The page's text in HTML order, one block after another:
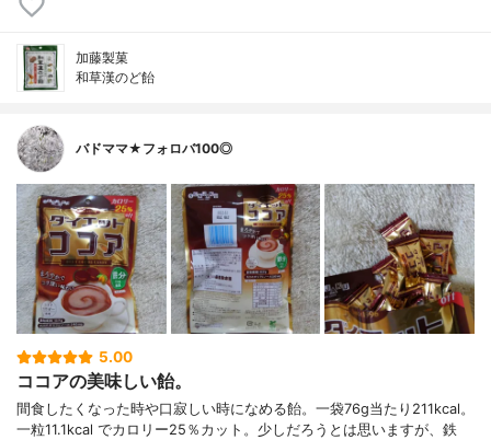
加藤製菓
和草漢のど飴
バドママ★フォロバ100◎
5.00
ココアの美味しい飴。
間食したくなった時や口寂しい時になめる飴。一袋76g当たり211kcal。
一粒11.1kcal でカロリー25％カット。少しだろうとは思いますが、鉄